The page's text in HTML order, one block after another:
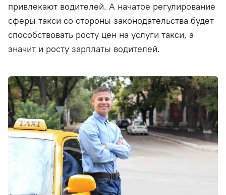
привлекают водителей. А начатое регулирование
сферы такси со стороны законодательства будет
способствовать росту цен на услуги такси, а
значит и росту зарплаты водителей.